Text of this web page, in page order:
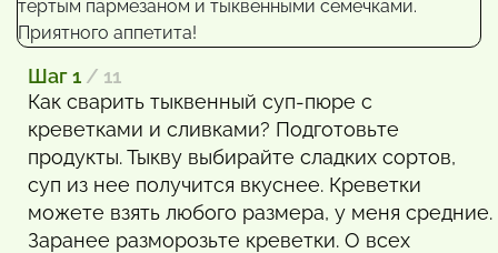
Шаг 1 / 11
Как сварить тыквенный суп-пюре с
креветками и сливками? Подготовьте
продукты. Тыкву выбирайте сладких сортов,
суп из нее получится вкуснее. Креветки
можете взять любого размера, у меня средние.
Заранее разморозьте креветки. О всех